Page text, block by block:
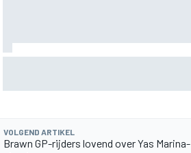
VOLGEND ARTIKEL
Brawn GP-rijders lovend over Yas Marina-